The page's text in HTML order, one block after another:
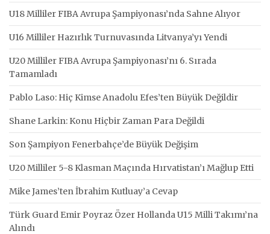
U18 Milliler FIBA Avrupa Şampiyonası’nda Sahne Alıyor
U16 Milliler Hazırlık Turnuvasında Litvanya’yı Yendi
U20 Milliler FIBA Avrupa Şampiyonası’nı 6. Sırada
Tamamladı
Pablo Laso: Hiç Kimse Anadolu Efes’ten Büyük Değildir
Shane Larkin: Konu Hiçbir Zaman Para Değildi
Son Şampiyon Fenerbahçe’de Büyük Değişim
U20 Milliler 5-8 Klasman Maçında Hırvatistan’ı Mağlup Etti
Mike James’ten İbrahim Kutluay’a Cevap
Türk Guard Emir Poyraz Özer Hollanda U15 Milli Takımı’na
Alındı